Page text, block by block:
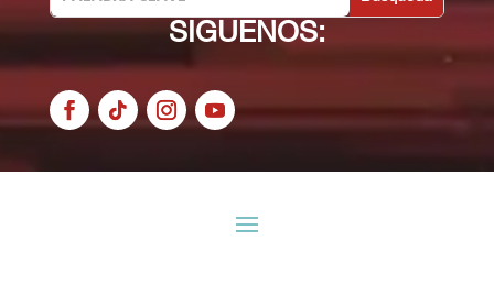
SIGUENOS: